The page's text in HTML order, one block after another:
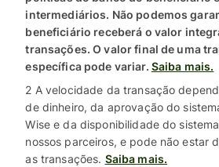
intermediários. Não podemos
beneficiário receberá o valor
transações. O valor final de uma
específica pode variar. Saiba mais.
2 A velocidade da transação
de dinheiro, da aprovação do
Wise e da disponibilidade do
nossos parceiros, e pode não estar
as transações. Saiba mais.